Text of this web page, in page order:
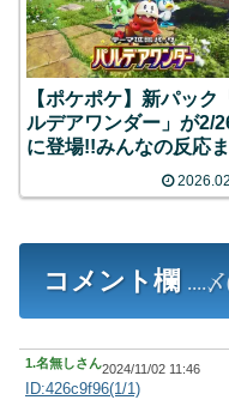
【ポケポケ】新パック
ルデアワンダー」が2/
に登場!!みんなの反応
コメント欄 ....
1.名無しさん2024/11/02 11:46
ID:426c9f96(1/1)